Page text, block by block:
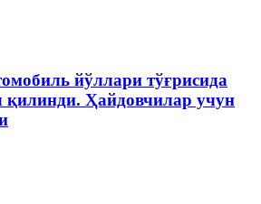
йўллари тўғрисида
қилинди. Ҳайдовчилар учун